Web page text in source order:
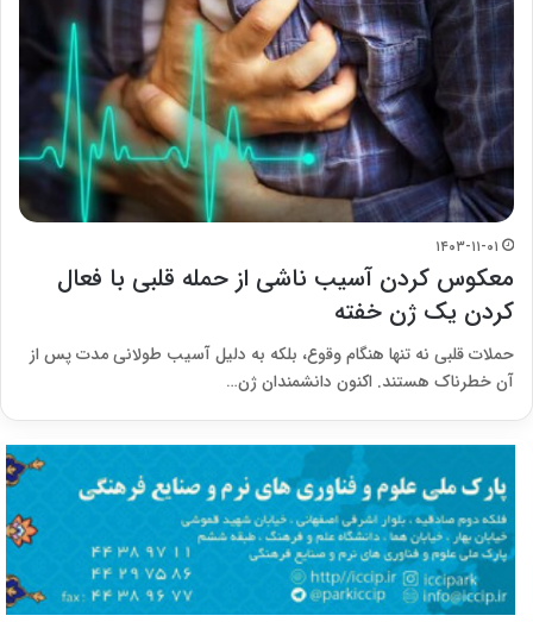
۱۴۰۳-۱۱-۰۱
معکوس کردن آسیب ناشی از حمله قلبی با فعال
کردن یک ژن خفته
حملات قلبی نه تنها هنگام وقوع، بلکه به دلیل آسیب طولانی مدت پس از
آن خطرناک هستند. اکنون دانشمندان ژن…